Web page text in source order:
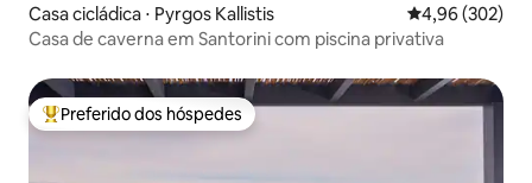
Casa cicládica ⋅ Pyrgos Kallistis 4,96 de uma
4,96 (302)
Casa de caverna em Santorini com piscina privativa
Entre os melhores preferidos dos hóspedes
Preferido dos hóspedes